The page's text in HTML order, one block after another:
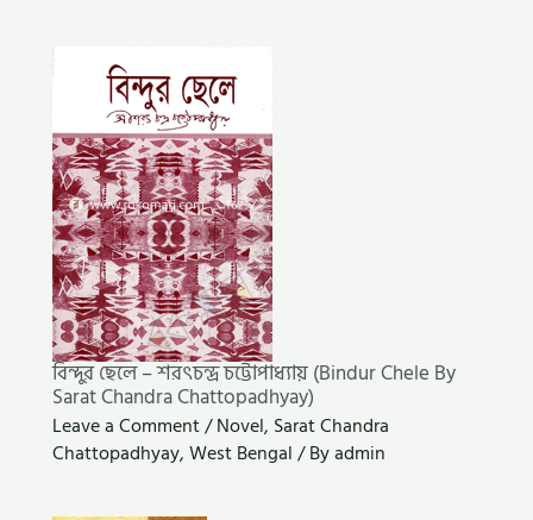
বিন্দুর ছেলে – শরৎচন্দ্র চট্টোপাধ্যায় (Bindur Chele By
Sarat Chandra Chattopadhyay)
Leave a Comment/Novel, Sarat Chandra
Chattopadhyay,West Bengal/ Byadmin